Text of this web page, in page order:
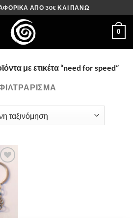
ΑΠΟ 30€ ΚΑΙ ΠΑΝΩ
0
με ετικέτα “need for speed”